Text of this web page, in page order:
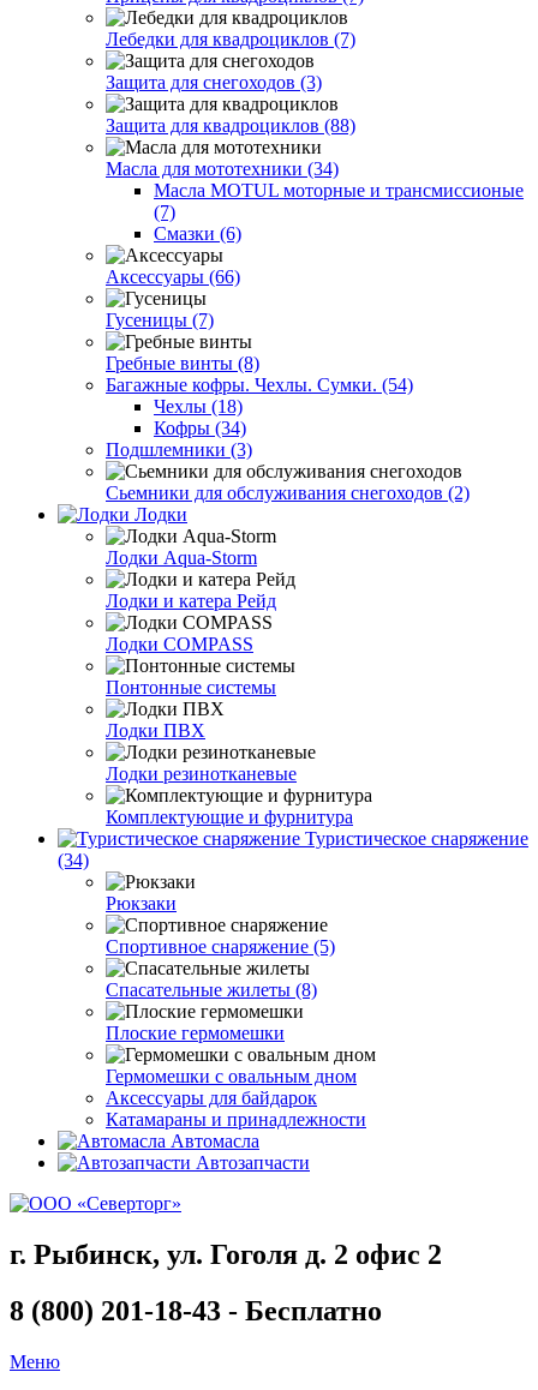
Лебедки для квадроциклов (7)
Защита для снегоходов (3)
Защита для квадроциклов (88)
Масла для мототехники (34)
Масла MOTUL моторные и трансмиссионые
(7)
Смазки (6)
Аксессуары (66)
Гусеницы (7)
Гребные винты (8)
Багажные кофры. Чехлы. Сумки. (54)
Чехлы (18)
Кофры (34)
Подшлемники (3)
Сьемники для обслуживания снегоходов (2)
Лодки
Лодки Aqua-Storm
Лодки и катера Рейд
Лодки COMPASS
Понтонные системы
Лодки ПВХ
Лодки резинотканевые
Комплектующие и фурнитура
Туристическое снаряжение
(34)
Рюкзаки
Спортивное снаряжение (5)
Спасательные жилеты (8)
Плоские гермомешки
Гермомешки с овальным дном
Аксессуары для байдарок
Катамараны и принадлежности
Автомасла
Автозапчасти
г. Рыбинск, ул. Гоголя д. 2 офис 2
8 (800) 201-18-43 - Бесплатно
Меню